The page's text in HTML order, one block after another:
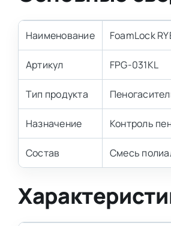
Наименование FoamLock
Артикул FPG-031KL
Тип продукта
Назначение Контроль
Состав Смесь